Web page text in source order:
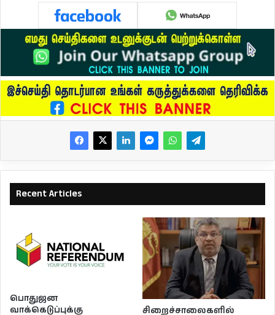
Recent Articles
பொதுஜன
வாக்கெடுப்புக்கு
சிறைச்சாலைகளில்